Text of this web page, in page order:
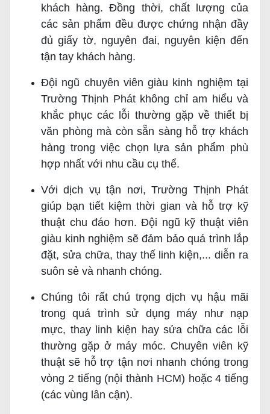
khách hàng. Đồng thời, chất lượng của
các sản phẩm đều được chứng nhận đầy
đủ giấy tờ, nguyên đai, nguyên kiện đến
tận tay khách hàng.
Đội ngũ chuyên viên giàu kinh nghiệm tại
Trường Thịnh Phát không chỉ am hiểu và
khắc phục các lỗi thường gặp về thiết bị
văn phòng mà còn sẵn sàng hỗ trợ khách
hàng trong việc chọn lựa sản phẩm phù
hợp nhất với nhu cầu cụ thể.
Với dịch vụ tận nơi, Trường Thịnh Phát
giúp bạn tiết kiệm thời gian và hỗ trợ kỹ
thuật chu đáo hơn. Đội ngũ kỹ thuật viên
giàu kinh nghiệm sẽ đảm bảo quá trình lắp
đặt, sửa chữa, thay thế linh kiện,... diễn ra
suôn sẻ và nhanh chóng.
Chúng tôi rất chú trọng dịch vụ hậu mãi
trong quá trình sử dụng máy như nạp
mực, thay linh kiện hay sửa chữa các lỗi
thường gặp ở máy móc. Chuyên viên kỹ
thuật sẽ hỗ trợ tận nơi nhanh chóng trong
vòng 2 tiếng (nội thành HCM) hoặc 4 tiếng
(các vùng lân cận).